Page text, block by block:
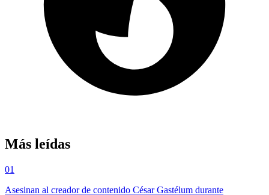
Más leídas
01
Asesinan al creador de contenido César Gastélum durante